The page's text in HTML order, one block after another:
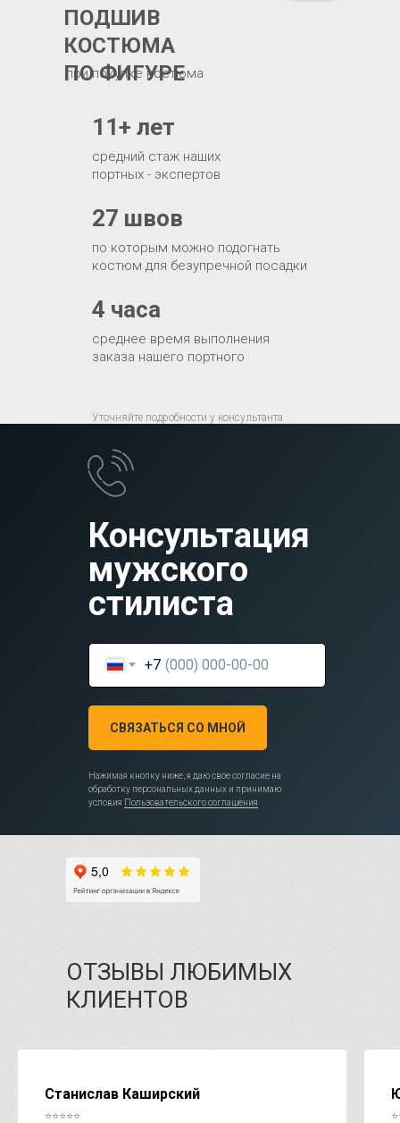
по которым можно подогнать
костюм для безупречной посадки
27 швов
при покупке костюма
ПОДШИВ
КОСТЮМА
ПО ФИГУРЕ
средний стаж наших
портных - экспертов
11+ лет
Уточняйте подробности у консультанта
среднее время выполнения
заказа нашего портного
4 часа
Консультация
мужского
стилиста
+7
СВЯЗАТЬСЯ СО МНОЙ
Нажимая кнопку ниже, я даю свое согласие на
обработку персональных данных и принимаю
условия Пользовательского соглашения
ОТЗЫВЫ ЛЮБИМЫХ
КЛИЕНТОВ
Станислав Каширский
⭐⭐⭐⭐⭐